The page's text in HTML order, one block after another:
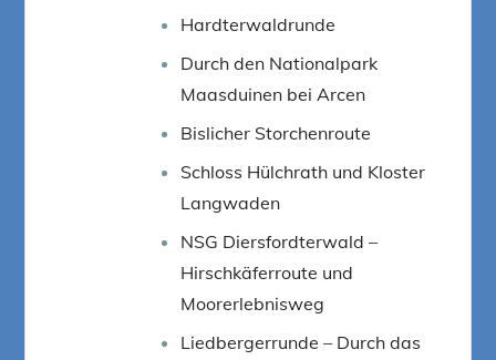
Hardterwaldrunde
Durch den Nationalpark
Maasduinen bei Arcen
Bislicher Storchenroute
Schloss Hülchrath und Kloster
Langwaden
NSG Diersfordterwald –
Hirschkäferroute und
Moorerlebnisweg
Liedbergerrunde – Durch das